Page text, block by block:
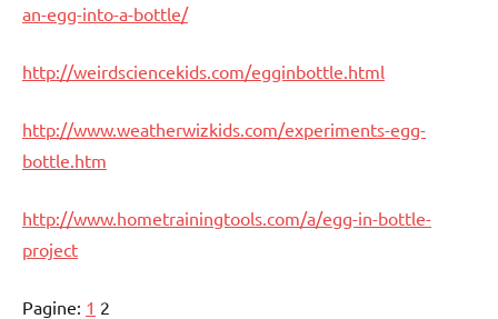
an-egg-into-a-bottle/
http://weirdsciencekids.com/egginbottle.html
http://www.weatherwizkids.com/experiments-egg-
bottle.htm
http://www.hometrainingtools.com/a/egg-in-bottle-
project
Pagine: 1 2